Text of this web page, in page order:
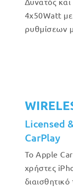
4x50Watt
ρυθμίσεων
Licensed
CarPlay
Το Apple
χρήστες